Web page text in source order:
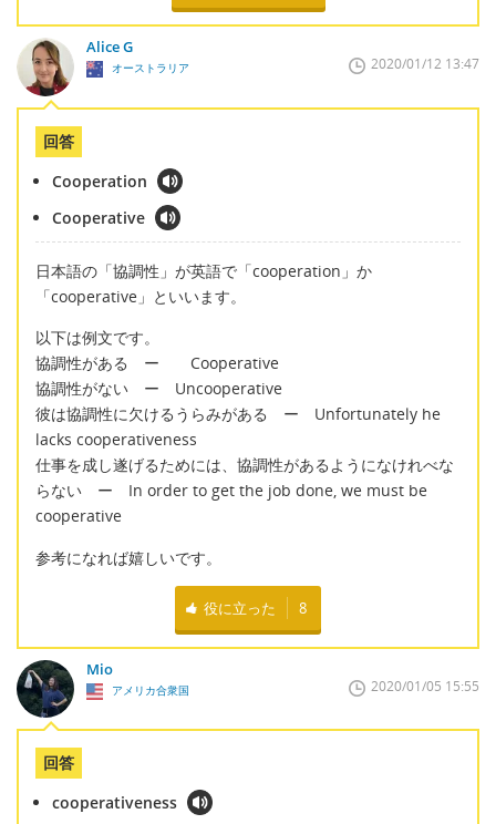
Alice G
オーストラリア 2020/01/12 13:47
回答
Cooperation
Cooperative
日本語の「協調性」が英語で「cooperation」か
「cooperative」といいます。
以下は例文です。
協調性がある ー Cooperative
協調性がない ー Uncooperative
彼は協調性に欠けるうらみがある ー Unfortunately he
lacks cooperativeness
仕事を成し遂げるためには、協調性があるようになけれべな
らない ー In order to get the job done, we must be
cooperative
参考になれば嬉しいです。
役に立った 8
Mio
アメリカ合衆国 2020/01/05 15:55
回答
cooperativeness